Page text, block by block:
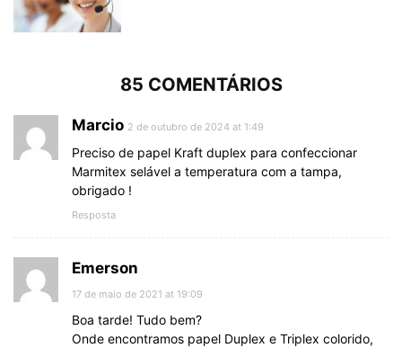
85 COMENTÁRIOS
Marcio 2 de outubro de 2024 at 1:49
Preciso de papel Kraft duplex para confeccionar
Marmitex selável a temperatura com a tampa,
obrigado !
Resposta
Emerson
17 de maio de 2021 at 19:09
Boa tarde! Tudo bem?
Onde encontramos papel Duplex e Triplex colorido,